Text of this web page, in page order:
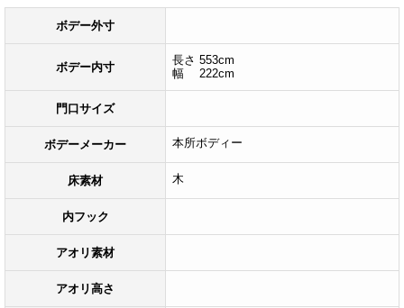
ボデー外寸
ボデー内寸
長さ 553cm
幅 222cm
門口サイズ
ボデーメーカー 本所ボディー
床素材 木
内フック
アオリ素材
アオリ高さ